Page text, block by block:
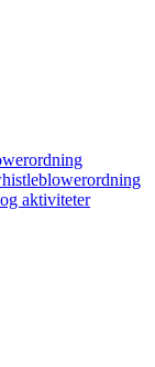
aktiviteter